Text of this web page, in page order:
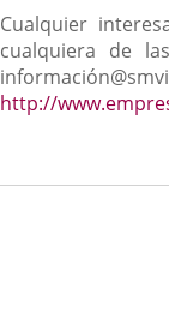
Cualquier
cualquiera de
http://